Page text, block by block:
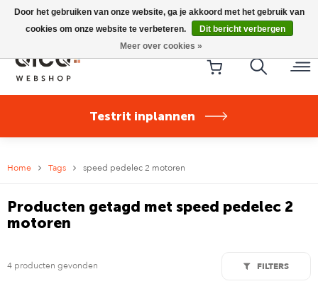
Riese & Müller Nevo5 Silent Core nu direct uit voorraad
leverbaar!
Testrit inplannen
Home Tags speed pedelec 2 motoren
Producten getagd met speed pedelec 2
motoren
4 producten gevonden FILTERS
Door het gebruiken van onze website, ga je akkoord met het gebruik van
cookies om onze website te verbeteren.
Dit bericht verbergen
Meer over cookies »